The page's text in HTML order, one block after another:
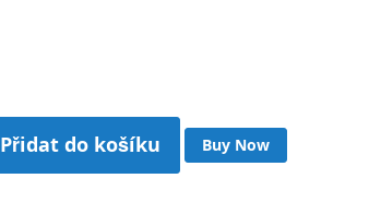
Přidat do košíku Buy Now